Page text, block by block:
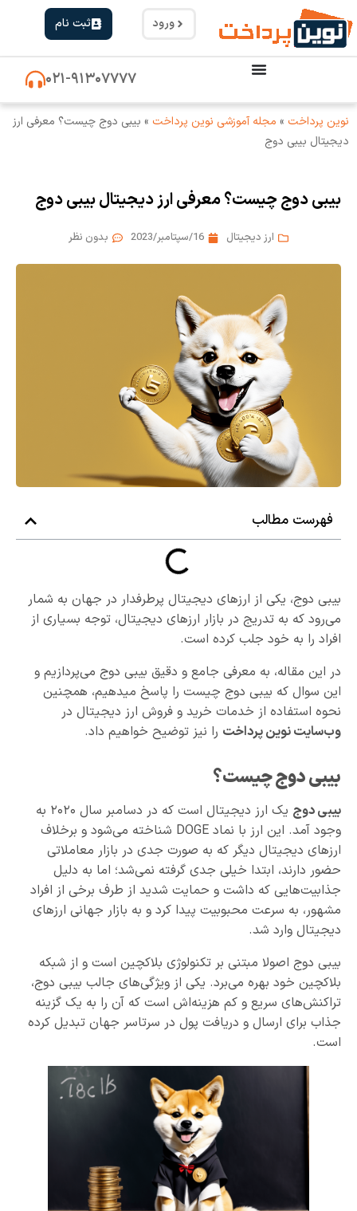
ورود ثبت نام
۰۲۱-۹۱۳۰۷۷۷۷
نوین پرداخت » مجله آموزشی نوین پرداخت » بیبی دوج چیست؟ معرفی ارز
دیجیتال بیبی دوج
بیبی دوج چیست؟ معرفی ارز دیجیتال بیبی دوج
ارز دیجیتال 16/سپتامبر/2023 بدون نظر
فهرست مطالب
بیبی دوج، یکی از ارزهای دیجیتال پرطرفدار در جهان به شمار
می‌رود که به تدریج در بازار ارزهای دیجیتال، توجه بسیاری از
افراد را به خود جلب کرده است.
در این مقاله، به معرفی جامع و دقیق بیبی دوج می‌پردازیم و
این سوال که بیبی دوج چیست را پاسخ میدهیم، همچنین
نحوه استفاده از خدمات خرید و فروش ارز دیجیتال در
وب‌سایت نوین پرداخت را نیز توضیح خواهیم داد.
بیبی دوج چیست؟
بیبی دوج
یک ارز دیجیتال است که در دسامبر سال ۲۰۲۰ به
وجود آمد. این ارز با نماد DOGE شناخته می‌شود و برخلاف
ارزهای دیجیتال دیگر که به صورت جدی در بازار معاملاتی
حضور دارند، ابتدا خیلی جدی گرفته نمی‌شد؛ اما به دلیل
جذابیت‌هایی که داشت و حمایت شدید از طرف برخی از افراد
مشهور، به سرعت محبوبیت پیدا کرد و به بازار جهانی ارزهای
دیجیتال وارد شد.
بیبی دوج اصولا مبتنی بر تکنولوژی بلاکچین است و از شبکه
بلاکچین خود بهره می‌برد. یکی از ویژگی‌های جالب بیبی دوج،
تراکنش‌های سریع و کم هزینه‌اش است که آن را به یک گزینه
جذاب برای ارسال و دریافت پول در سرتاسر جهان تبدیل کرده
است.